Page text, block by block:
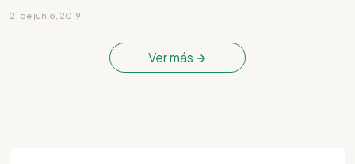
21 de junio, 2019
Ver más